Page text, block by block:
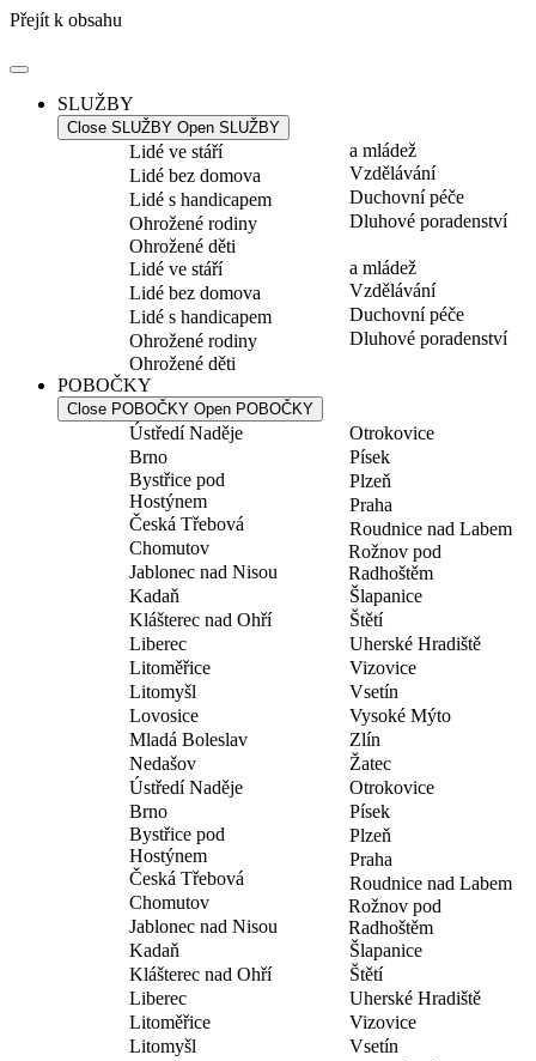
Přejít k obsahu
SLUŽBY
Close SLUŽBY Open SLUŽBY
Lidé ve stáří
Lidé bez domova
Lidé s handicapem
Ohrožené rodiny
Ohrožené děti
a mládež
Vzdělávání
Duchovní péče
Dluhové poradenství
Lidé ve stáří
Lidé bez domova
Lidé s handicapem
Ohrožené rodiny
Ohrožené děti
a mládež
Vzdělávání
Duchovní péče
Dluhové poradenství
POBOČKY
Close POBOČKY Open POBOČKY
Ústředí Naděje
Brno
Bystřice pod
Hostýnem
Česká Třebová
Chomutov
Jablonec nad Nisou
Kadaň
Klášterec nad Ohří
Liberec
Litoměřice
Litomyšl
Lovosice
Mladá Boleslav
Nedašov
Otrokovice
Písek
Plzeň
Praha
Roudnice nad Labem
Rožnov pod
Radhoštěm
Šlapanice
Štětí
Uherské Hradiště
Vizovice
Vsetín
Vysoké Mýto
Zlín
Žatec
Ústředí Naděje
Brno
Bystřice pod
Hostýnem
Česká Třebová
Chomutov
Jablonec nad Nisou
Kadaň
Klášterec nad Ohří
Liberec
Litoměřice
Litomyšl
Otrokovice
Písek
Plzeň
Praha
Roudnice nad Labem
Rožnov pod
Radhoštěm
Šlapanice
Štětí
Uherské Hradiště
Vizovice
Vsetín